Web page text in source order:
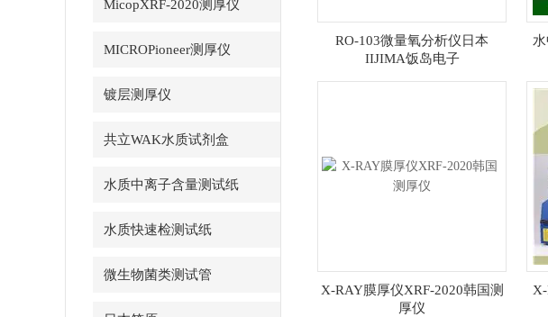
MicopXRF-2020测厚仪
MICROPioneer测厚仪
镀层测厚仪
共立WAK水质试剂盒
水质中离子含量测试纸
水质快速检测试纸
微生物菌类测试管
RO-103微量氧分析仪日本
IIJIMA饭岛电子
X-RAY膜厚仪XRF-2020韩国测
厚仪